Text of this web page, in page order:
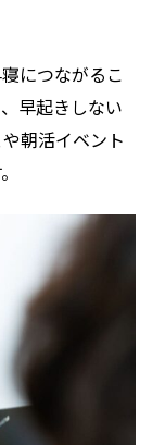
につながるこ
早起きしない
朝活イベント